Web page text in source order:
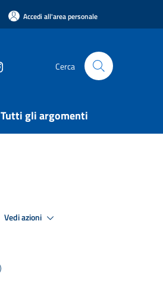
Accedi all'area personale
Cerca
Tutti gli argomenti
Vedi azioni